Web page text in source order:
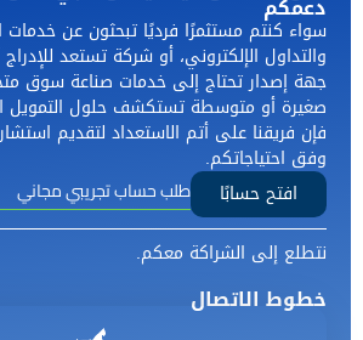
دعمكم
سواء كنتم مستثمرًا فرديًا تبحثون عن خدمات
والتداول الإلكتروني، أو شركة تستعد
جهة إصدار تحتاج إلى خدمات صناعة سوق
صغيرة أو متوسطة تستكشف حلول التمويل
فإن فريقنا على أتم الاستعداد لتقديم
وفق احتياجاتكم.
افتح حسابًا
طلب حساب تجريبي مجاني
نتطلع إلى الشراكة معكم.
خطوط الاتصال